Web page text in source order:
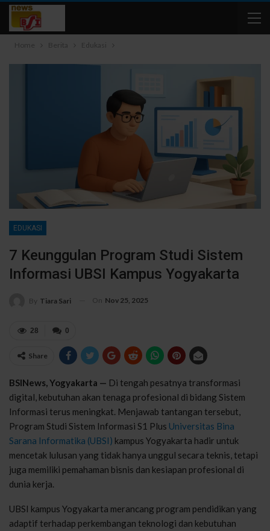
Home Berita Edukasi
EDUKASI
7 Keunggulan Program Studi Sistem
Informasi UBSI Kampus Yogyakarta
By Tiara Sari On Nov 25, 2025
0
28
Share
BSINews, Yogyakarta — Di tengah pesatnya transformasi
digital, kebutuhan akan tenaga profesional di bidang Sistem
Informasi terus meningkat. Menjawab tantangan tersebut,
Program Studi Sistem Informasi S1 Plus Universitas Bina
Sarana Informatika (UBSI) kampus Yogyakarta hadir untuk
mencetak lulusan yang tidak hanya unggul secara teknis, tetapi
juga memiliki pemahaman bisnis dan kesiapan profesional di
dunia kerja.
UBSI kampus Yogyakarta merancang program pendidikan yang
adaptif terhadap perkembangan teknologi dan kebutuhan